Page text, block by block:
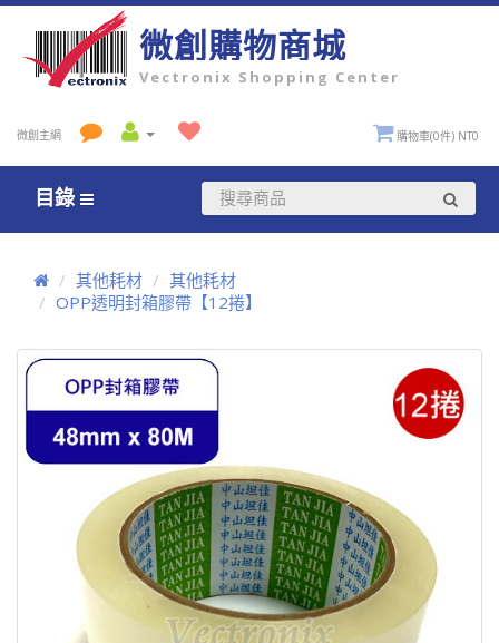
微創購物商城
Vectronix Shopping Center
微創主網 購物車(0件) NT0
目錄
其他耗材
其他耗材
OPP透明封箱膠帶【12捲】